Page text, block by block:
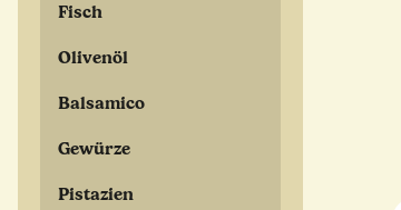
Fisch
Olivenöl
Balsamico
Gewürze
Pistazien